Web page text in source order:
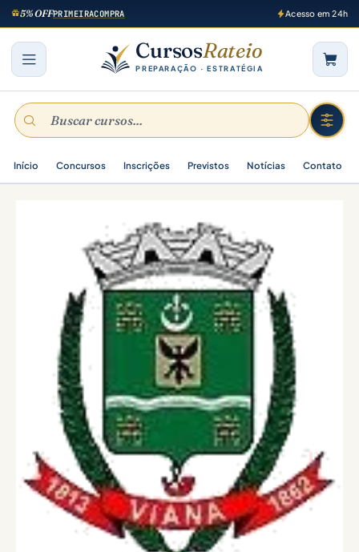
5% OFFPRIMEIRACOMPRA Acesso em 24h
CursosRateio
PREPARAÇÃO · ESTRATÉGIA
Início Concursos Inscrições Previstos Notícias Contato